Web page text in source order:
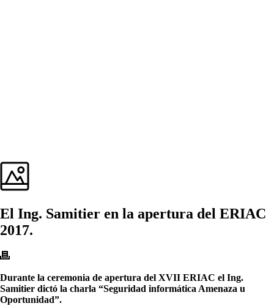
El Ing. Samitier en la apertura del ERIAC
2017.
Durante la ceremonia de apertura del XVII ERIAC el Ing.
Samitier dictó la charla “Seguridad informática Amenaza u
Oportunidad”.